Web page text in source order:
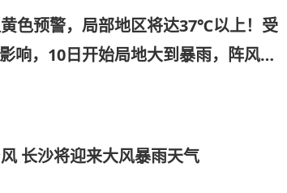
色预警，局部地区将达37℃以上！受
响，10日开始局地大到暴雨，阵风可
长沙将迎来大风暴雨天气